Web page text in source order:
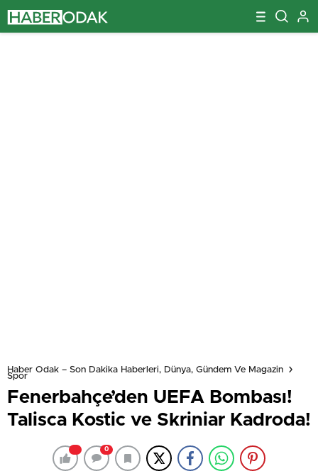
Haber Odak – Son Dakika Haberleri, Dünya, Gündem Ve Magazin
Spor
Fenerbahçe’den UEFA Bombası!
Talisca Kostic ve Skriniar Kadroda!
0